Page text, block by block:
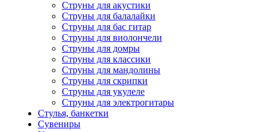
Струны для акустики
Струны для балалайки
Струны для бас гитар
Струны для виолончели
Струны для домры
Струны для классики
Струны для мандолины
Струны для скрипки
Струны для укулеле
Струны для электрогитары
Стулья, банкетки
Сувениры